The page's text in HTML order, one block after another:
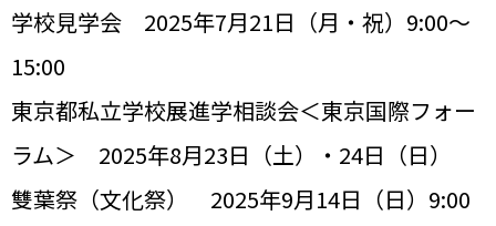
学校見学会 2025年7月21日（月・祝）9:00～
15:00
東京都私立学校展進学相談会＜東京国際フォー
ラム＞ 2025年8月23日（土）・24日（日）
雙葉祭（文化祭） 2025年9月14日（日）9:00